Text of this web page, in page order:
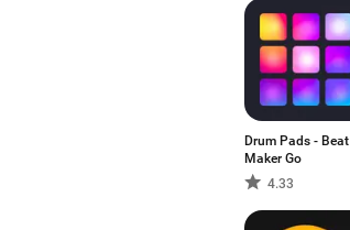
Drum Pads - Beat
Maker Go
4.33